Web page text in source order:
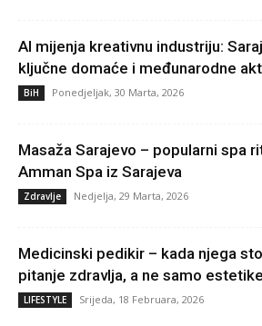
AI mijenja kreativnu industriju:
ključne domaće i međunarodne
BiH Ponedjeljak, 30 Marta, 2026
Masaža Sarajevo – popularni spa
Amman Spa iz Sarajeva
Zdravlje Nedjelja, 29 Marta, 2026
Medicinski pedikir – kada njega
pitanje zdravlja, a ne samo estetike
LIFESTYLE Srijeda, 18 Februara, 2026